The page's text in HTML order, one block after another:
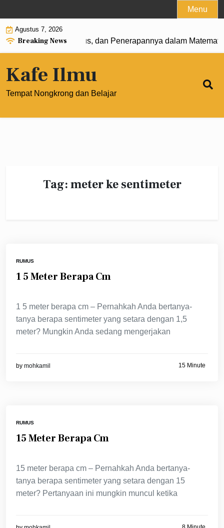
to
content
Menu
Agustus 7, 2026
Breaking News
Pengertian, Rumus, dan Penerapannya dalam Matematika
Kafe Ilmu
Tempat Nongkrong dan Belajar
Tag:meter ke sentimeter
RUMUS
1 5 Meter Berapa Cm
1 5 meter berapa cm – Pernahkah Anda bertanya-
tanya berapa sentimeter yang setara dengan 1,5
meter? Mungkin Anda sedang mengerjakan
by mohkamil 15 Minute
RUMUS
15 Meter Berapa Cm
15 meter berapa cm – Pernahkah Anda bertanya-
tanya berapa sentimeter yang setara dengan 15
meter? Pertanyaan ini mungkin muncul ketika